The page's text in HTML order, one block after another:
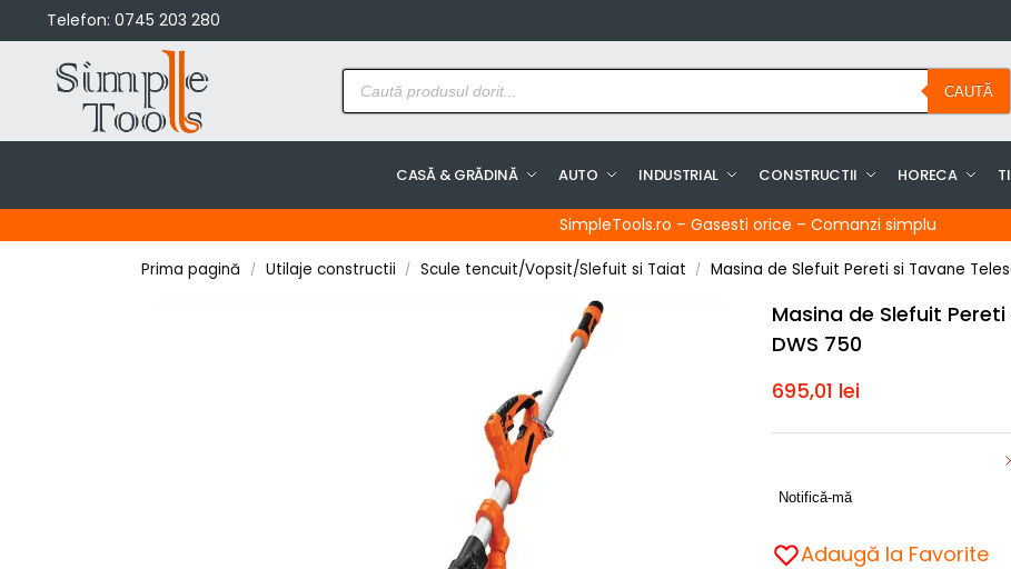
Telefon: 0745 203 280
CAUTĂ
CASĂ & GRĂDINĂ AUTO INDUSTRIAL CONSTRUCTII HORECA
SimpleTools.ro – Gasesti orice – Comanzi simplu
Prima pagină / Utilaje constructii / Scule tencuit/Vopsit/Slefuit si Taiat / Masina de Slefuit Pereti si Tavane
Masina de Slefuit
DWS 750
695,01 lei
Notifică-mă
Adaugă la Favorite